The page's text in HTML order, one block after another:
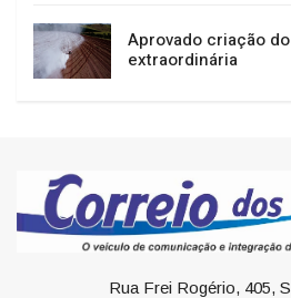
Aprovado criação do
extraordinária
Rua Frei Rogério, 405,